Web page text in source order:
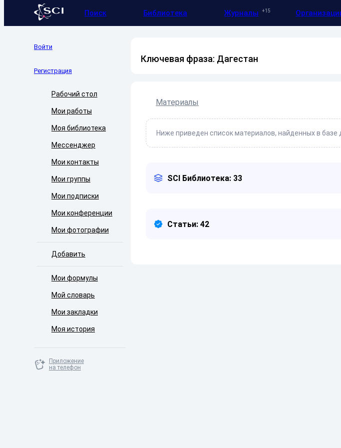
Поиск Библиотека Журналы 15
Войти
Регистрация
Рабочий стол
Мои работы
Моя библиотека
Мессенджер
Мои контакты
Мои группы
Мои подписки
Мои конференции
Мои фотографии
Добавить
Мои формулы
Мой словарь
Мои закладки
Моя история
Приложение
на телефон
Ключевая фраза: Дагестан
Материалы
Ниже приведен список материалов, найденных в
SCI Библиотека: 33
Статьи: 42